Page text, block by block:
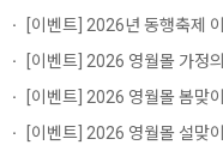
[이벤트] 2026년 동행축제
[이벤트] 2026 영월몰 가정
[이벤트] 2026 영월몰 봄맞
[이벤트] 2026 영월몰 설맞